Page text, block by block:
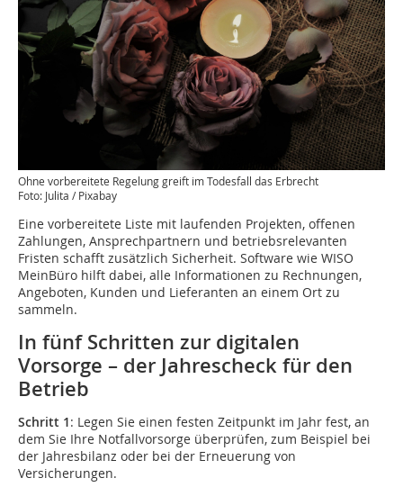
Ohne vorbereitete Regelung greift im Todesfall das Erbrecht
Foto: Julita / Pixabay
Eine vorbereitete Liste mit laufenden Projekten, offenen
Zahlungen, Ansprechpartnern und betriebsrelevanten
Fristen schafft zusätzlich Sicherheit. Software wie WISO
MeinBüro hilft dabei, alle Informationen zu Rechnungen,
Angeboten, Kunden und Lieferanten an einem Ort zu
sammeln.
In fünf Schritten zur digitalen
Vorsorge – der Jahrescheck für den
Betrieb
Schritt 1: Legen Sie einen festen Zeitpunkt im Jahr fest, an
dem Sie Ihre Notfallvorsorge überprüfen, zum Beispiel bei
der Jahresbilanz oder bei der Erneuerung von
Versicherungen.